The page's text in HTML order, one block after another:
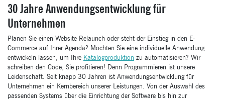
30 Jahre Anwendungsentwicklung für
Unternehmen
Planen Sie einen Website Relaunch oder steht der Einstieg in den E-
Commerce auf Ihrer Agenda? Möchten Sie eine individuelle Anwendung
entwickeln lassen, um Ihre Katalogproduktion zu automatisieren? Wir
schreiben den Code, Sie profitieren! Denn Programmieren ist unsere
Leidenschaft. Seit knapp 30 Jahren ist Anwendungsentwicklung für
Unternehmen ein Kernbereich unserer Leistungen. Von der Auswahl des
passenden Systems über die Einrichtung der Software bis hin zur